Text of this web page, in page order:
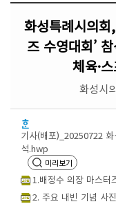
회
소
식
소
개
회
의
록
화성특례시의
즈 수영대회’
체육·
화성시
기사(배포)_20250722
석.hwp
미리보기
1.배정수 의장 마스터
2. 주요 내빈 기념 사